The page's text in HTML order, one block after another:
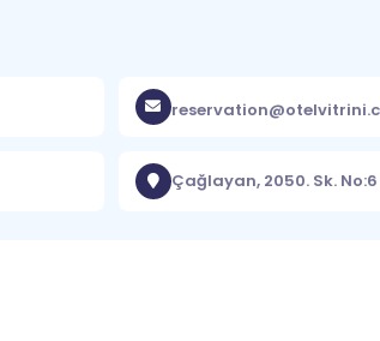
Çağlayan, 2050. Sk. No:6